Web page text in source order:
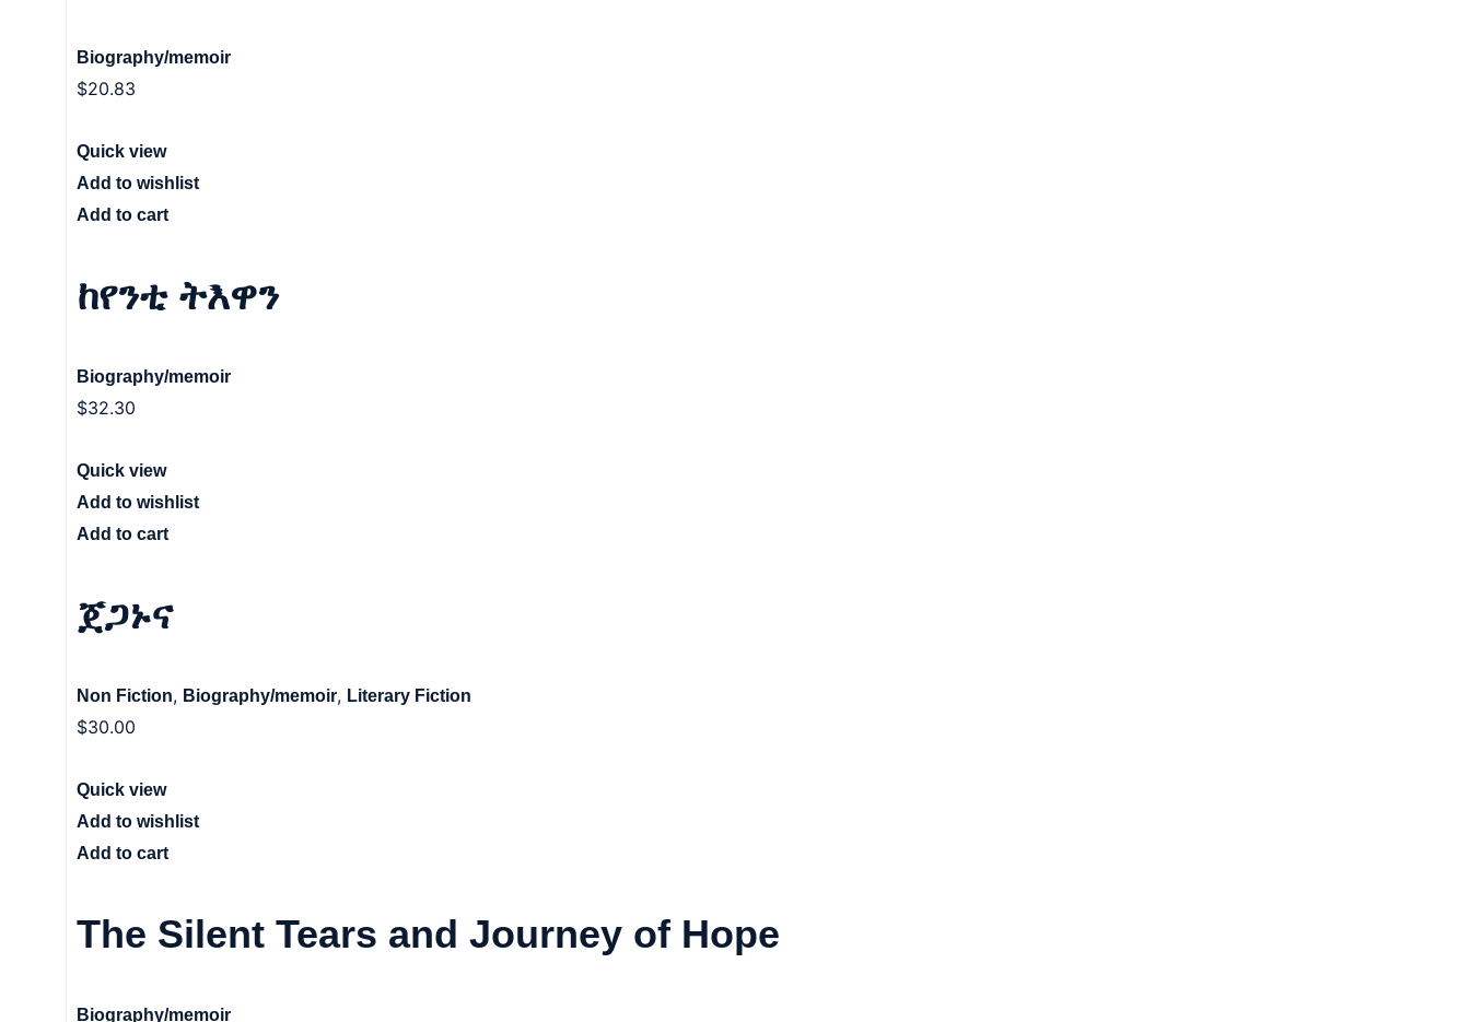
Biography/memoir
$20.83
Quick view
Add to wishlist
Add to cart
ከየንቲ ትእዋን
Biography/memoir
$32.30
Quick view
Add to wishlist
Add to cart
ጀጋኑና
Non Fiction, Biography/memoir, Literary Fiction
$30.00
Quick view
Add to wishlist
Add to cart
The Silent Tears and Journey of Hope
Biography/memoir